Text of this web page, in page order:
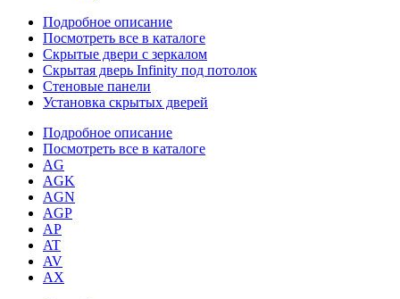
Подробное описание
Посмотреть все в каталоге
Скрытые двери с зеркалом
Скрытая дверь Infinity под потолок
Стеновые панели
Установка скрытых дверей
Подробное описание
Посмотреть все в каталоге
AG
AGK
AGN
AGP
AP
AT
AV
AX